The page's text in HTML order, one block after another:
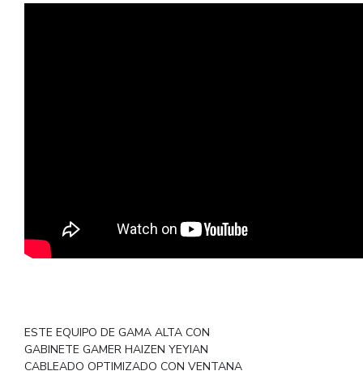
ESTE EQUIPO DE GAMA ALTA CON
GABINETE GAMER HAIZEN YEYIAN
CABLEADO OPTIMIZADO CON VENTANA